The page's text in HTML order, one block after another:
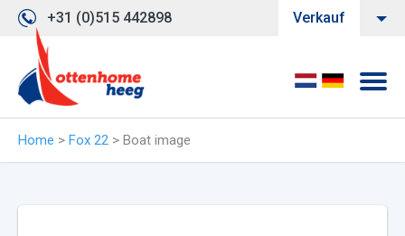
+31 (0)515 442898 Verkauf
Home > Fox 22 > Boat image